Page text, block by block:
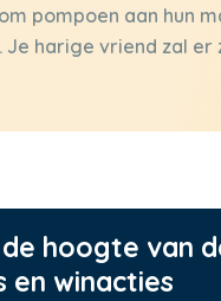
pompoen aan hun
Je harige vriend zal er
hoogte van
en winacties